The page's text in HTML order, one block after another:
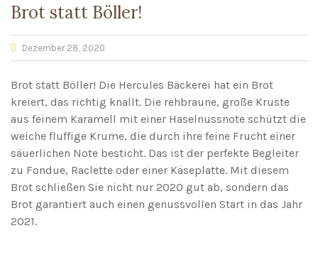
Brot statt Böller!
Dezember 28, 2020
Brot statt Böller! Die Hercules Bäckerei hat ein Brot
kreiert, das richtig knallt. Die rehbraune, große Kruste
aus feinem Karamell mit einer Haselnussnote schützt die
weiche fluffige Krume, die durch ihre feine Frucht einer
säuerlichen Note besticht. Das ist der perfekte Begleiter
zu Fondue, Raclette oder einer Käseplatte. Mit diesem
Brot schließen Sie nicht nur 2020 gut ab, sondern das
Brot garantiert auch einen genussvollen Start in das Jahr
2021.